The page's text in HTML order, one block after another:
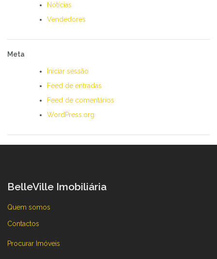
Notícias
Vendedores
Meta
Iniciar sessão
Feed de entradas
Feed de comentários
WordPress.org
BelleVille Imobiliária
Quem somos
Contactos
Procurar Imóveis